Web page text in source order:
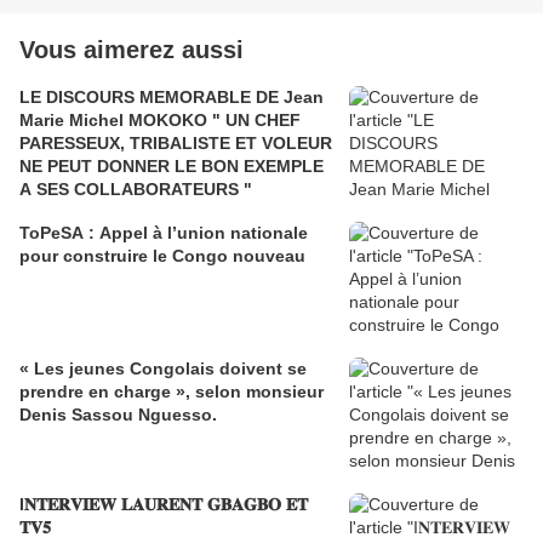
Vous aimerez aussi
LE DISCOURS MEMORABLE DE Jean
Marie Michel MOKOKO " UN CHEF
PARESSEUX, TRIBALISTE ET VOLEUR
NE PEUT DONNER LE BON EXEMPLE
A SES COLLABORATEURS "
ToPeSA : Appel à l’union nationale
pour construire le Congo nouveau
« Les jeunes Congolais doivent se
prendre en charge », selon monsieur
Denis Sassou Nguesso.
I𝐍𝐓𝐄𝐑𝐕𝐈𝐄𝐖 𝐋𝐀𝐔𝐑𝐄𝐍𝐓 𝐆𝐁𝐀𝐆𝐁𝐎 𝐄𝐓
𝐓𝐕𝟓